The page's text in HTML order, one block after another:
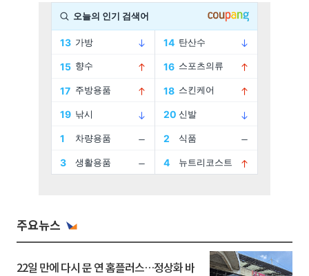
주요뉴스
22일 만에 다시 문 연 홈플러스…정상화 바